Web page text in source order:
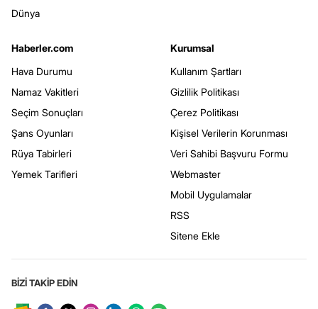
Dünya
Haberler.com
Hava Durumu
Namaz Vakitleri
Seçim Sonuçları
Şans Oyunları
Rüya Tabirleri
Yemek Tarifleri
Kurumsal
Kullanım Şartları
Gizlilik Politikası
Çerez Politikası
Kişisel Verilerin Korunması
Veri Sahibi Başvuru Formu
Webmaster
Mobil Uygulamalar
RSS
Sitene Ekle
BİZİ TAKİP EDİN